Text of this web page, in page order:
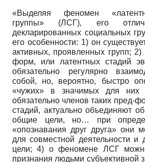
«Выделяя феномен
группы» (ЛСГ), его
декларированных социальных
его особенности: 1) он
активных, проявленных групп;
форм, или латентных стадий
обязательно регулярно
собой, но, вероятно, быстро
«чужих» в значимых для них
обязательно членов таких пред-
стадий, актуально объединяют
общие цели, но… при
«опознавания друг друга» они
для совместной деятельности и
цели; 4) о феномене ЛСГ
признания людьми субъективной